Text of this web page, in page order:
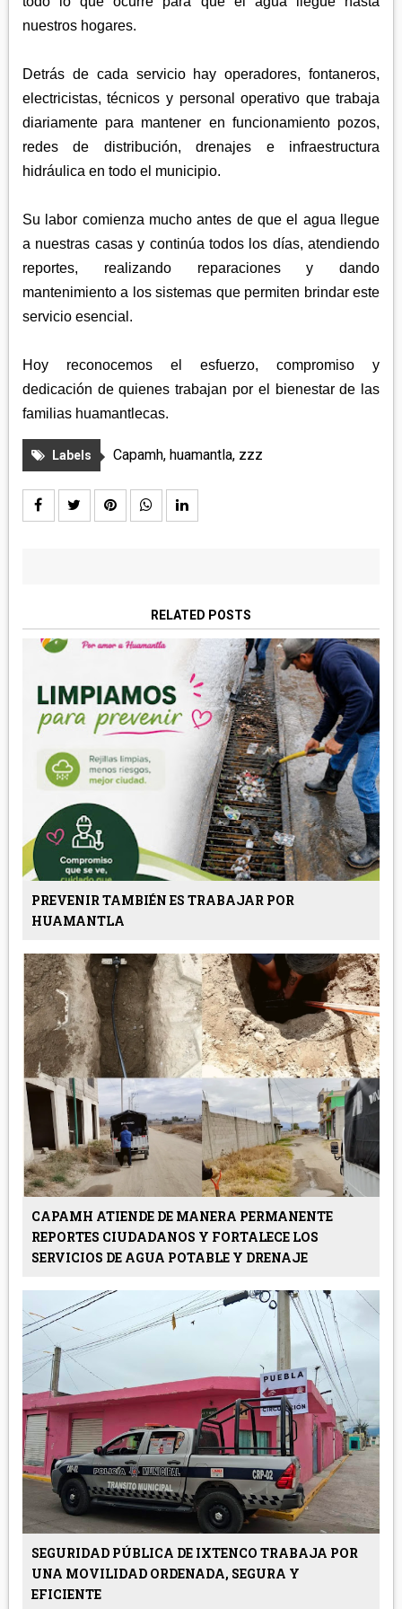
ZITLALTEPEC
TLAXCO
CHIAUTEMPAN
CONTLA
PANOTLA
SAN PABLO DEL MONTE
ZACATELCO
CALPULALPAN
NANACAMILPA
SANCTÓRUM
nuestros hogares.
Detrás de cada servicio hay operadores, fontaneros,
electricistas, técnicos y personal operativo que trabaja
diariamente para mantener en funcionamiento pozos,
redes de distribución, drenajes e infraestructura
hidráulica en todo el municipio.
Su labor comienza mucho antes de que el agua llegue
a nuestras casas y continúa todos los días, atendiendo
reportes, realizando reparaciones y dando
mantenimiento a los sistemas que permiten brindar este
servicio esencial.
Hoy reconocemos el esfuerzo, compromiso y
dedicación de quienes trabajan por el bienestar de las
familias huamantlecas.
Labels Capamh, huamantla, zzz
RELATED POSTS
PREVENIR TAMBIÉN ES TRABAJAR POR
HUAMANTLA
CAPAMH ATIENDE DE MANERA PERMANENTE
REPORTES CIUDADANOS Y FORTALECE LOS
SERVICIOS DE AGUA POTABLE Y DRENAJE
SEGURIDAD PÚBLICA DE IXTENCO TRABAJA POR
UNA MOVILIDAD ORDENADA, SEGURA Y
EFICIENTE